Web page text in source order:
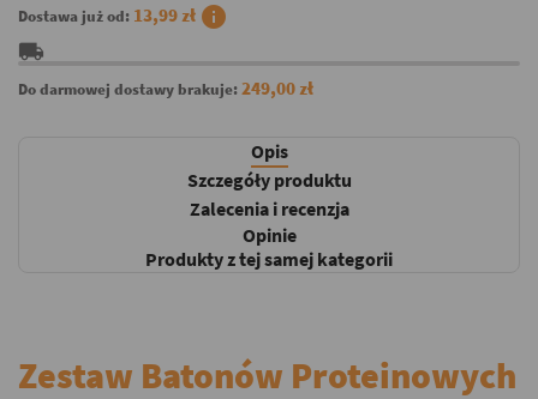
Dostawa już od: 13,99 zł info
local_shipping
Do darmowej dostawy brakuje:249,00 zł
Opis
Szczegóły produktu
Zalecenia i recenzja
Opinie
Produkty z tej samej kategorii
Zestaw Batonów Proteinowych